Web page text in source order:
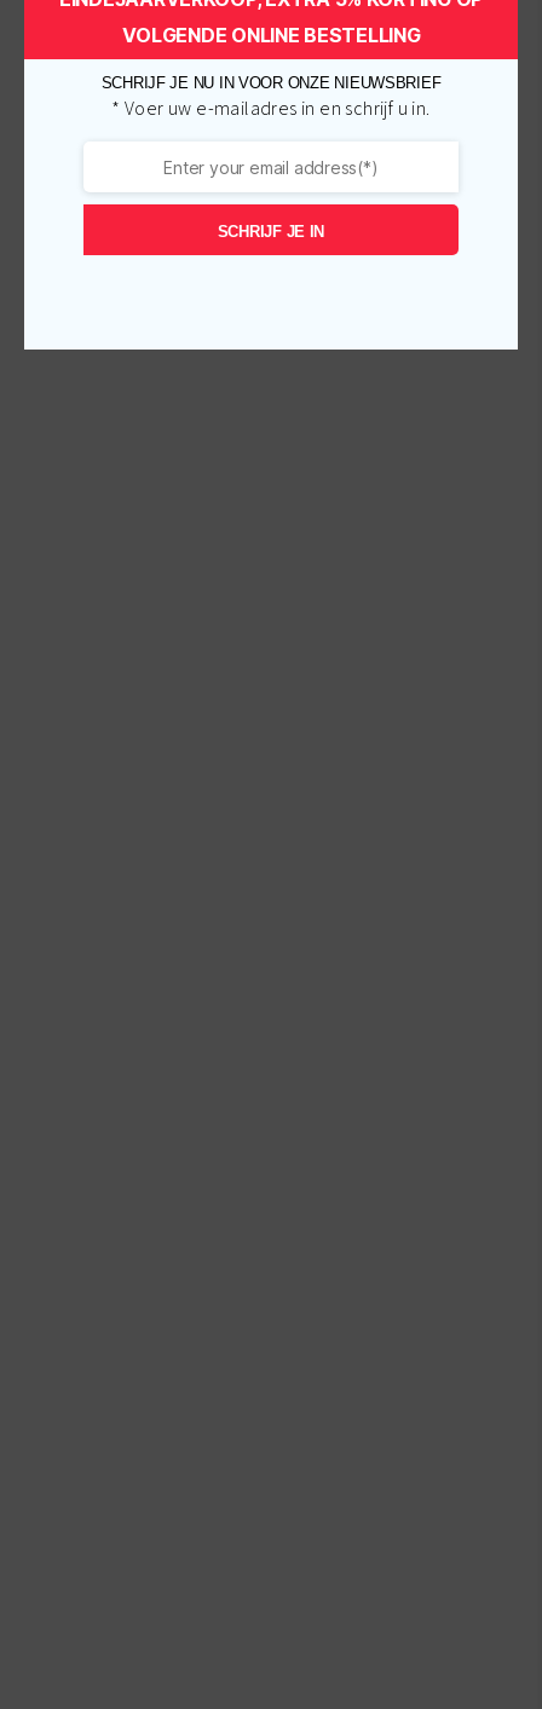
VOLGENDE ONLINE BESTELLING
SCHRIJF JE NU IN VOOR ONZE NIEUWSBRIEF
* Voer uw e-mailadres in en schrijf u in.
SCHRIJF JE IN